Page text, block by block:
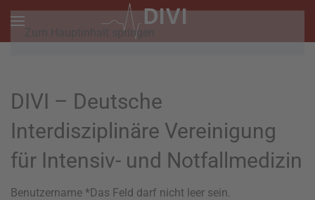
Zum Hauptinhalt springen
DIVI – Deutsche
Interdisziplinäre Vereinigung
für Intensiv- und Notfallmedizin
Benutzername *Das Feld darf nicht leer sein.